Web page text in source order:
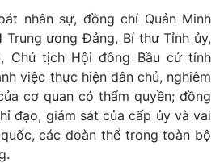
nhân sự, đồng chí Quản Minh
Trung ương Đảng, Bí thư Tỉnh ủy,
Chủ tịch Hội đồng Bầu cử tỉnh
việc thực hiện dân chủ, nghiêm
cơ quan có thẩm quyền; đồng
đạo, giám sát của cấp ủy và vai
các đoàn thể trong toàn bộ